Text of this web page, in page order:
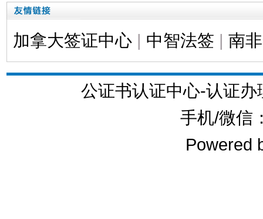
加拿大签证中心 | 中智法签 | 南
公证书认证中心-认证
手机/微信
Powered